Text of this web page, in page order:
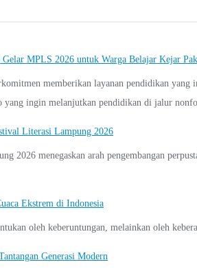
MPLS 2026 untuk Warga Belajar Kejar
memberikan layanan pendidikan yang
yang ingin melanjutkan pendidikan di jalur
Literasi Lampung 2026
2026 menegaskan arah pengembangan
Ekstrem di Indonesia
oleh keberuntungan, melainkan oleh
Generasi Modern